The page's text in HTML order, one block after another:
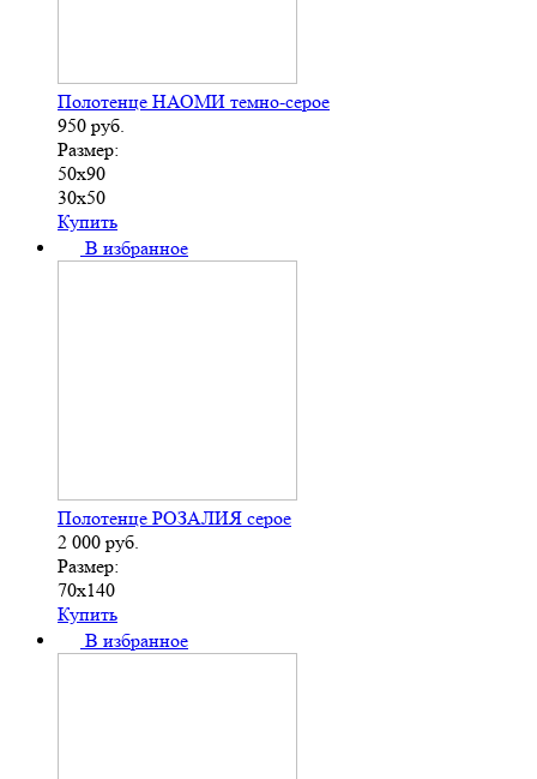
Полотенце НАОМИ темно-серое
950 руб.
Размер:
50х90
30х50
Купить
В избранное
Полотенце РОЗАЛИЯ серое
2 000 руб.
Размер:
70х140
Купить
В избранное